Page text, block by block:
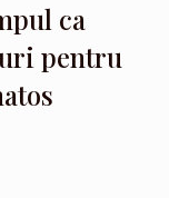
ca
pentru